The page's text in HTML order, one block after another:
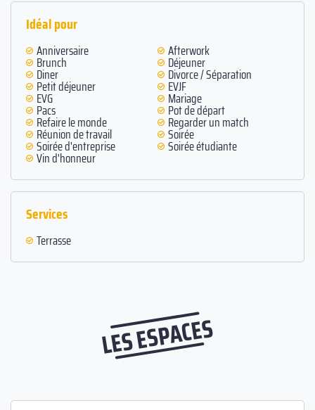
Idéal pour
Anniversaire Afterwork
Brunch Déjeuner
Diner Divorce / Séparation
Petit déjeuner EVJF
EVG Mariage
Pacs Pot de départ
Refaire le monde Regarder un match
Réunion de travail Soirée
Soirée d'entreprise Soirée étudiante
Vin d'honneur
Services
Terrasse
LES ESPACES